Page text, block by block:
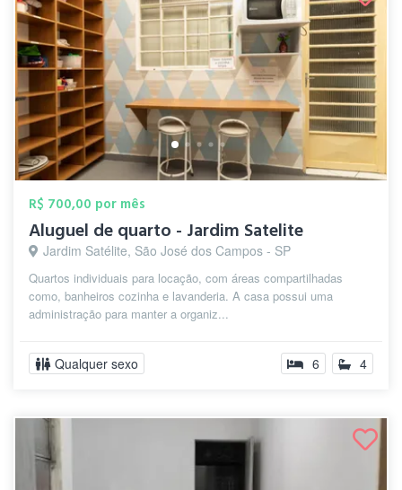
R$ 700,00 por mês
Aluguel de quarto - Jardim Satelite
Jardim Satélite, São José dos Campos - SP
Quartos individuais para locação, com áreas compartilhadas
como, banheiros cozinha e lavanderia. A casa possui uma
administração para manter a organiz...
Qualquer sexo 6 4